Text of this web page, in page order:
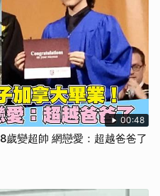
00:48
歲變超帥 網戀愛：超越爸爸了